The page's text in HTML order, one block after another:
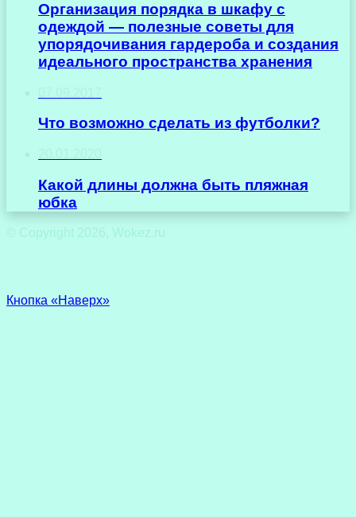
Организация порядка в шкафу с
одеждой — полезные советы для
упорядочивания гардероба и создания
идеального пространства хранения
Что возможно сделать из футболки?
Какой длины должна быть пляжная
юбка
© Copyright 2026, Wokez.ru
Кнопка «Наверх»